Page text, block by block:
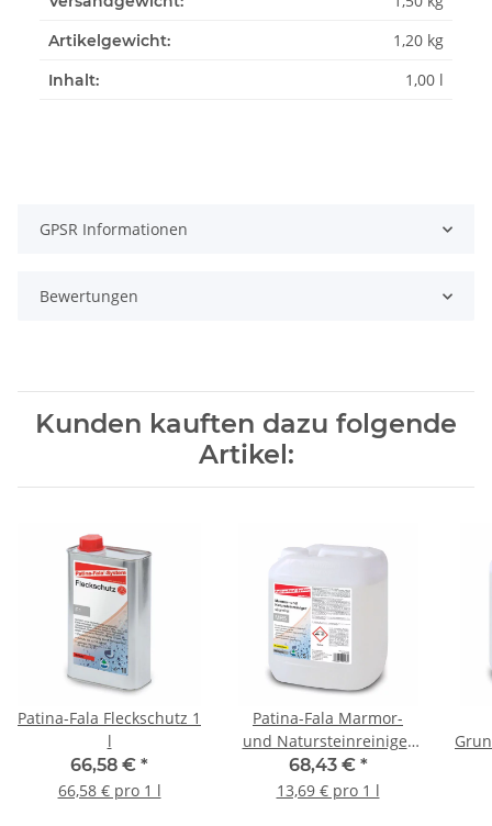
Artikelgewicht: 1,20 kg
Inhalt: 1,00 l
GPSR Informationen
Bewertungen
Kunden kauften dazu folgende
Artikel:
Patina-Fala Fleckschutz 1
l
66,58 € *
66,58 € pro 1 l
Patina-Fala Marmor-
und Natursteinreiniger
säurefrei 5 l
68,43 € *
13,69 € pro 1 l